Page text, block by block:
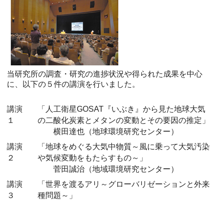
当研究所の調査・研究の進捗状況や得られた成果を中心
に、以下の５件の講演を行いました。
講演
１
「人工衛星GOSAT『いぶき』から見た地球大気
の二酸化炭素とメタンの変動とその要因の推定」
横田達也（地球環境研究センター）
講演
２
「地球をめぐる大気中物質～風に乗って大気汚染
や気候変動をもたらすもの～」
菅田誠治（地域環境研究センター）
講演
３
「世界を渡るアリ～グローバリゼーションと外来
種問題～」